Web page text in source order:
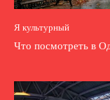
Я культурный
Что посмотреть в